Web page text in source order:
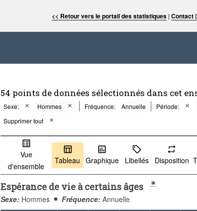
<< Retour vers le portail des statistiques |
54 points de données sélectionnés dans cet
Sexe: Hommes Fréquence: Annuelle Période:
Supprimer tout
Vue
d'ensemble
Tableau Graphique Libellés Disposition
Espérance de vie à certains âges
Sexe: Hommes Fréquence: Annuelle